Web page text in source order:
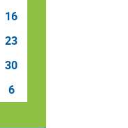
16
23
30
6